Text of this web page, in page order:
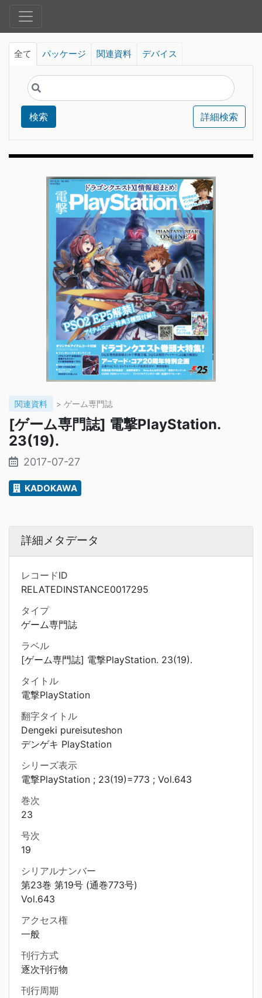
全て パッケージ 関連資料 デバイス
検索 詳細検索
関連資料 > ゲーム専門誌
[ゲーム専門誌] 電撃PlayStation.
23(19).
2017-07-27
KADOKAWA
詳細メタデータ
レコードID
RELATEDINSTANCE0017295
タイプ
ゲーム専門誌
ラベル
[ゲーム専門誌] 電撃PlayStation. 23(19).
タイトル
電撃PlayStation
翻字タイトル
Dengeki pureisuteshon
デンゲキ PlayStation
シリーズ表示
電撃PlayStation ; 23(19)=773 ; Vol.643
巻次
23
号次
19
シリアルナンバー
第23巻 第19号 (通巻773号)
Vol.643
アクセス権
一般
刊行方式
逐次刊行物
刊行周期